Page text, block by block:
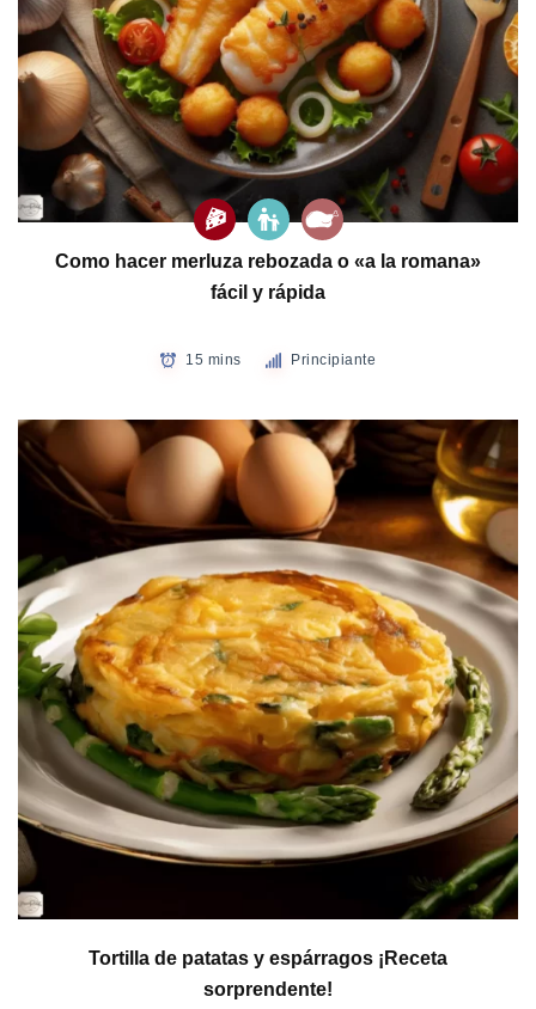
Como hacer merluza rebozada o «a la romana»
fácil y rápida
15 mins Principiante
Tortilla de patatas y espárragos ¡Receta
sorprendente!